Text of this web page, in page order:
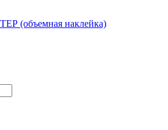
(объемная наклейка)